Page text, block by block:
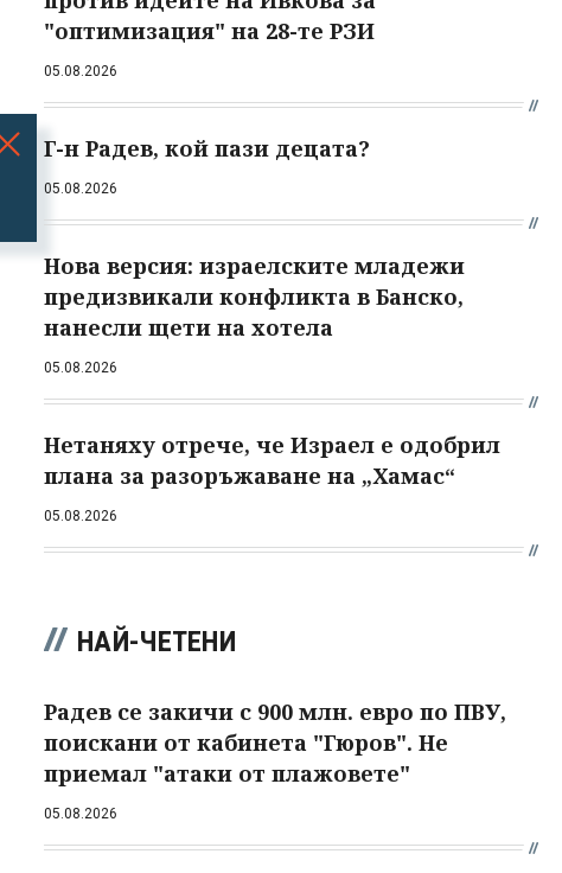
"оптимизация" на 28-те РЗИ
05.08.2026
Г-н Радев, кой пази децата?
05.08.2026
Нова версия: израелските младежи
предизвикали конфликта в Банско,
нанесли щети на хотела
05.08.2026
Нетаняху отрече, че Израел е одобрил
плана за разоръжаване на „Хамас“
05.08.2026
НАЙ-ЧЕТЕНИ
Радев се закичи с 900 млн. евро по ПВУ,
поискани от кабинета "Гюров". Не
приемал "атаки от плажовете"
05.08.2026